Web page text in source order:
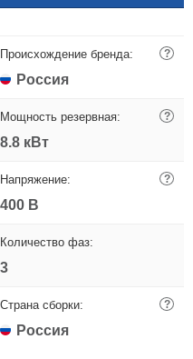
Происхождение бренда: ?
Россия
Мощность резервная: ?
8.8 кВт
Напряжение: ?
400 В
Количество фаз:
3
Страна сборки: ?
Россия